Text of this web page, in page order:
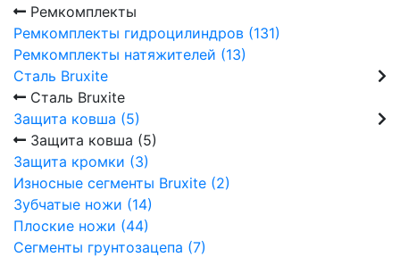
Ремкомплекты
Ремкомплекты гидроцилиндров (131)
Ремкомплекты натяжителей (13)
Сталь Bruxite
Сталь Bruxite
Защита ковша (5)
Защита ковша (5)
Защита кромки (3)
Износные сегменты Bruxite (2)
Зубчатые ножи (14)
Плоские ножи (44)
Сегменты грунтозацепа (7)